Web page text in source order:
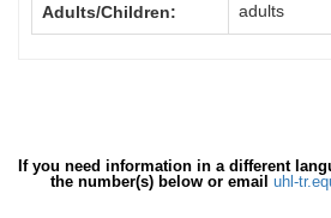
Adults/Children: adults
If you need information in a different
the number(s) below or email uhl-